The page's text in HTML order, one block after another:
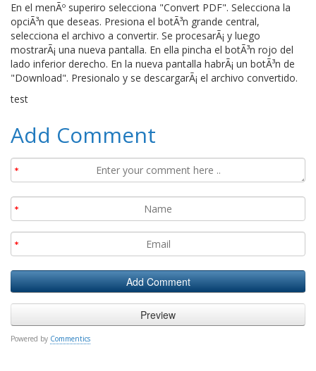
En el menÃº superiro selecciona "Convert PDF". Selecciona la
opciÃ³n que deseas. Presiona el botÃ³n grande central,
selecciona el archivo a convertir. Se procesarÃ¡ y luego
mostrarÃ¡ una nueva pantalla. En ella pincha el botÃ³n rojo del
lado inferior derecho. En la nueva pantalla habrÃ¡ un botÃ³n de
"Download". Presionalo y se descargarÃ¡ el archivo convertido.
test
Add Comment
Powered by Commentics